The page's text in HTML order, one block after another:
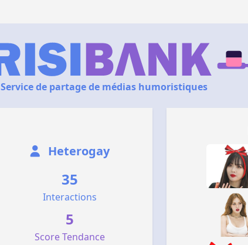
Service de partage de médias humoristiques
Heterogay
35
Interactions
5
Score Tendance